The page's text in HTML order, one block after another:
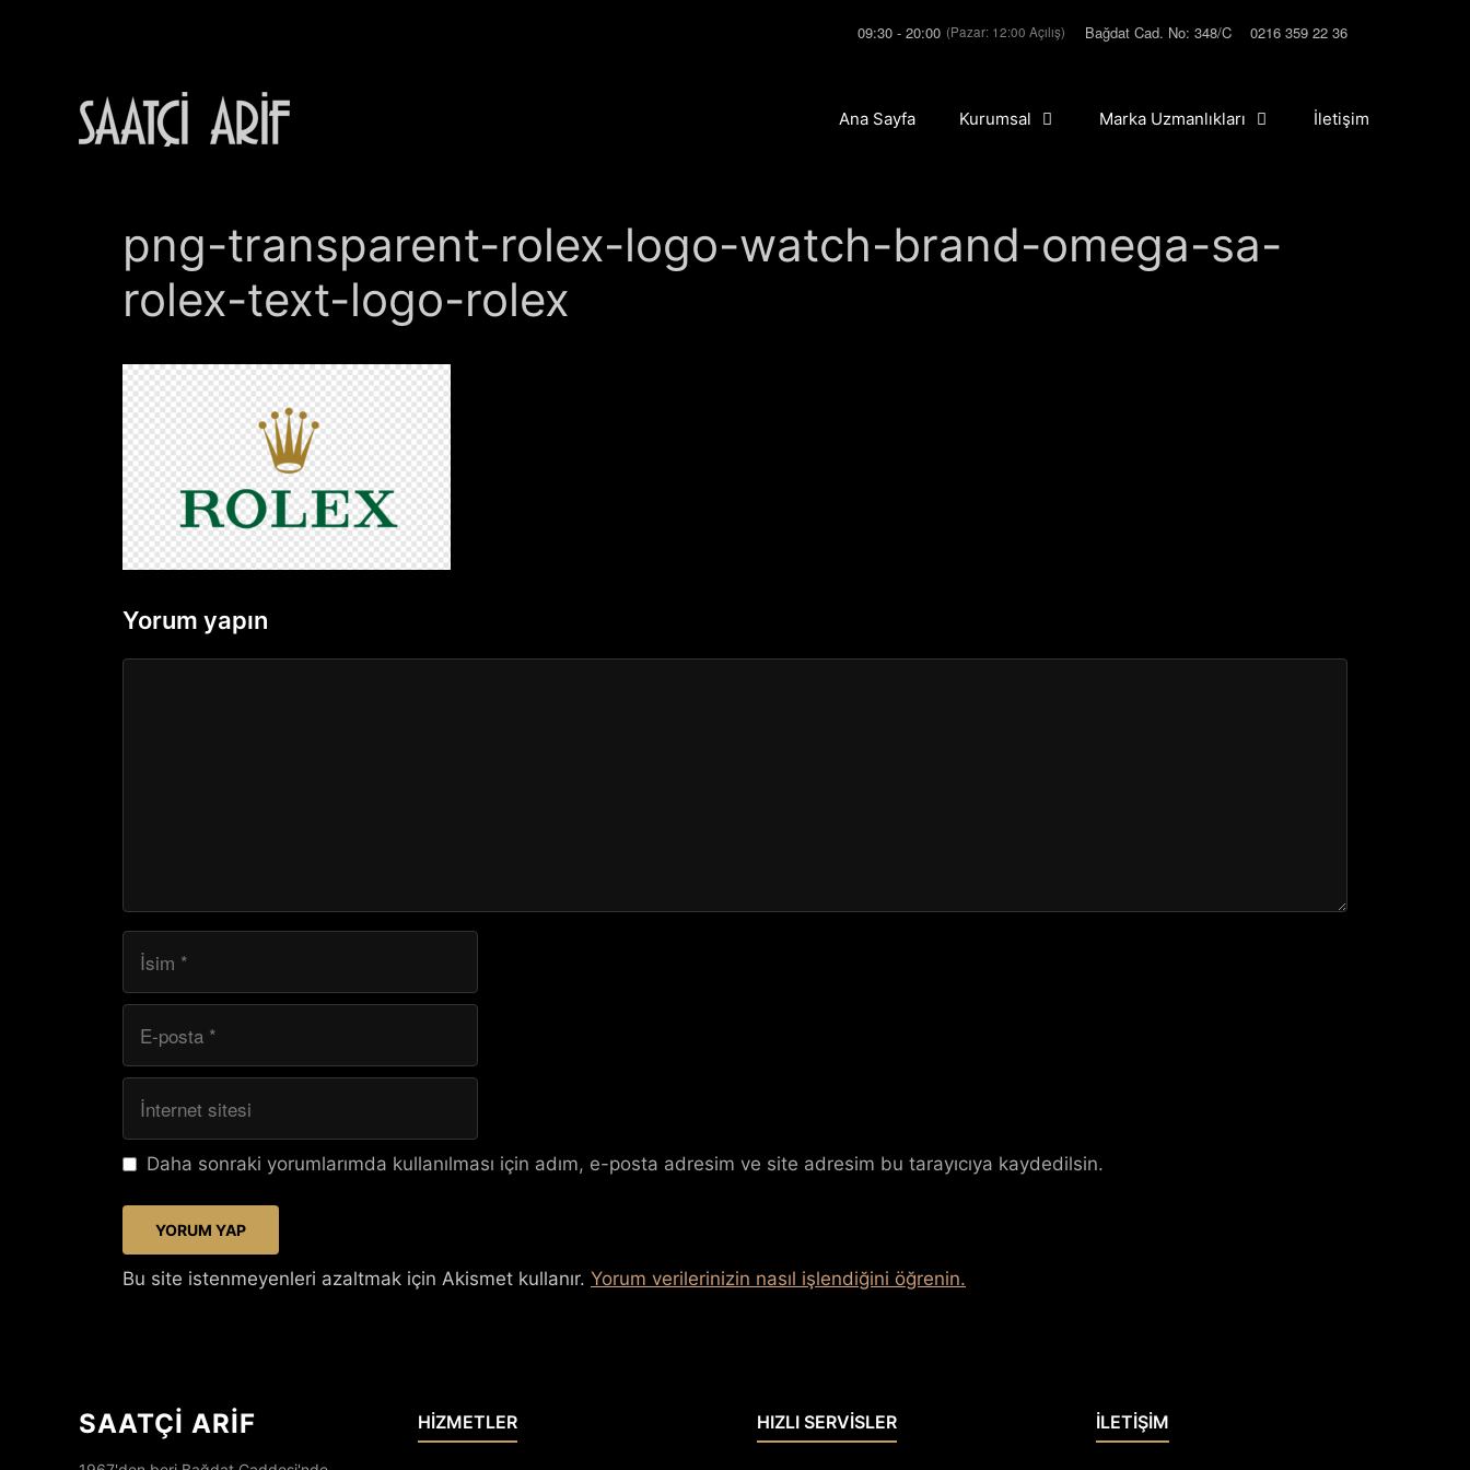
09:30 - 20:00 (Pazar: 12:00 Açılış) Bağdat Cad. No: 348/C 0216 359 22 36
Ana Sayfa Kurumsal Marka Uzmanlıkları İletişim
png-transparent-rolex-logo-watch-brand-omega-sa-
rolex-text-logo-rolex
Yorum yapın
posta
sitesi
Daha sonraki yorumlarımda kullanılması için adım, e-posta adresim ve site adresim bu tarayıcıya kaydedilsin.
Bu site istenmeyenleri azaltmak için Akismet kullanır. Yorum verilerinizin nasıl işlendiğini öğrenin.
SAATÇİ ARİF HİZMETLER HIZLI SERVİSLER İLETİŞİM